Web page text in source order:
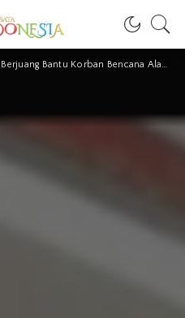
Berjuang Bantu Korban Bencana Alam, Uluran Pemerintah Tolong Maksimalkan